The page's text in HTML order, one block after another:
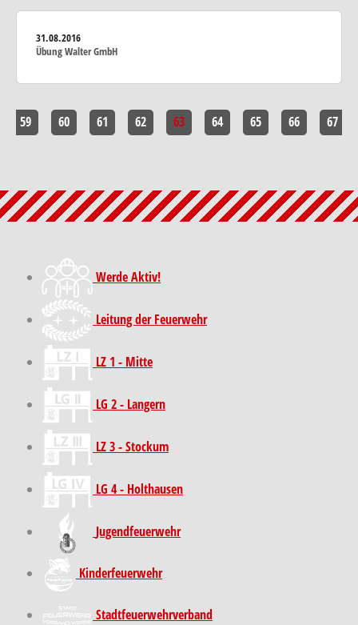
31.08.2016
Übung Walter GmbH
59 60 61 62 63 64 65 66 67
Werde Aktiv!
Leitung der Feuerwehr
LZ 1 - Mitte
LG 2 - Langern
LZ 3 - Stockum
LG 4 - Holthausen
Jugendfeuerwehr
Kinder­feuer­wehr
Stadt­feuer­wehr­verband